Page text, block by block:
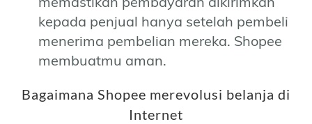
kepada penjual hanya setelah pembeli
menerima pembelian mereka. Shopee
membuatmu aman.
Bagaimana Shopee merevolusi belanja di
Internet